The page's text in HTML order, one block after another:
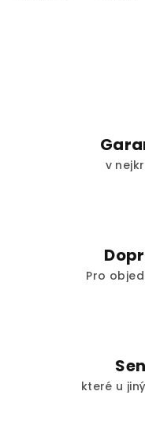
v
Pro
které u